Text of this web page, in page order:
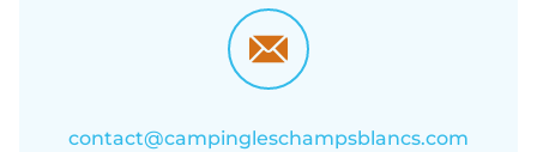
contact@campingleschampsblancs.com